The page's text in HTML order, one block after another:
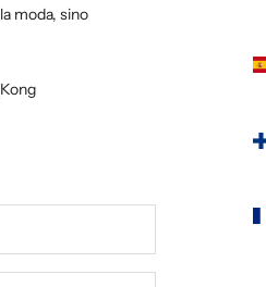
moda, sino